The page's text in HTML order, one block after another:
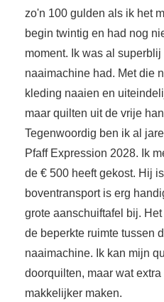
zo'n 100 gulden als ik het
begin twintig en had nog
moment. Ik was al
naaimachine had. Met die
kleding naaien en
maar quilten uit de vrije
Tegenwoordig ben ik al
Pfaff Expression 2028. Ik
de € 500 heeft gekost. Hij
boventransport is erg
grote aanschuiftafel bij.
de beperkte ruimte tussen
naaimachine. Ik kan mijn
doorquilten, maar wat
makkelijker maken.